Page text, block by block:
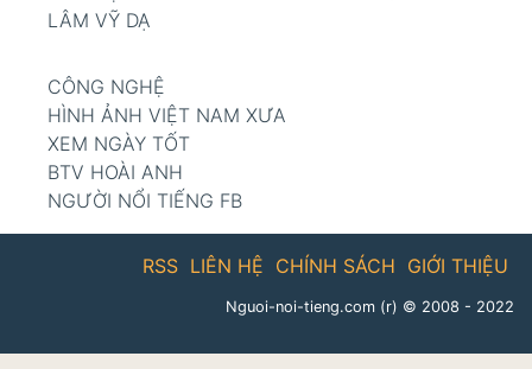
LÂM VỸ DẠ
CÔNG NGHỆ
HÌNH ẢNH VIỆT NAM XƯA
XEM NGÀY TỐT
BTV HOÀI ANH
NGƯỜI NỔI TIẾNG FB
GIỚI THIỆU
CHÍNH SÁCH
LIÊN HỆ
RSS
Nguoi-noi-tieng.com (r) © 2008 - 2022